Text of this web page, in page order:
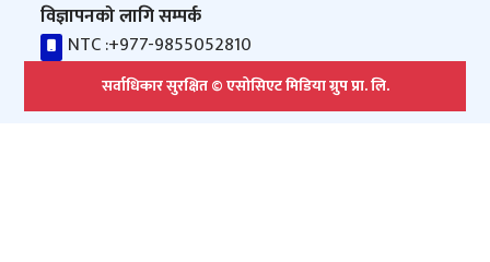
विज्ञापनको लागि सम्पर्क
NTC :+977-9855052810
सर्वाधिकार सुरक्षित © एसोसिएट मिडिया ग्रुप प्रा. लि.